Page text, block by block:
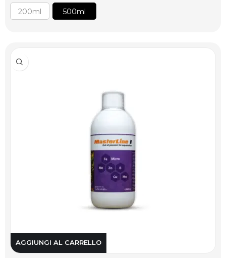
200ml
500ml
AGGIUNGI AL CARRELLO